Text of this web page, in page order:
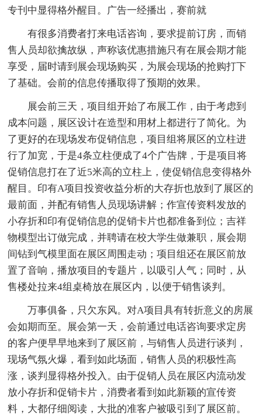
专刊中显得格外醒目。广告一经播出，赛前就
有很多消费者打来电话咨询，要求提前订房，而销
售人员却欲擒故纵，声称该优惠措施只有在展会期才能
享受，届时请到展会现场购买，为展会现场的抢购打下
了基础。会前的信息传播取得了预期的效果。
展会前三天，项目组开始了布展工作，由于考虑到
成本问题，展区设计在造型和用材上都进行了简化。为
了更好的在现场发布促销信息，项目组将展区的立柱进
行了加宽，于是4条立柱便成了4个广告牌，于是项目将
促销信息打在了近5米高的立柱上，使促销信息变得格外
醒目。印有A项目投资收益分析的大存折也放到了展区的
最前面，并配有销售人员现场讲解；作宣传资料发放的
小存折和印有促销信息的促销卡片也都准备到位；吉祥
物模型出订做完成，并聘请在校大学生做兼职，展会期
间钻到气模里面在展区周围走动；项目组还在展区前放
置了音响，播放项目的专题片，以吸引人气；同时，从
售楼处拉来4组桌椅放在展区内，以便于销售谈判。
万事俱备，只欠东风。对A项目具有转折意义的房展
会如期而至。展会第一天，会前通过电话咨询要求定房
的客户便早早地来到了展区前，与销售人员进行谈判，
现场气氛火爆，看到如此场面，销售人员的积极性高
涨，谈判显得格外投入。由于促销人员在展区内流动发
放小存折和促销卡片，消费者看到如此新颖的宣传资
料，大都仔细阅读，大批的准客户被吸引到了展区前。